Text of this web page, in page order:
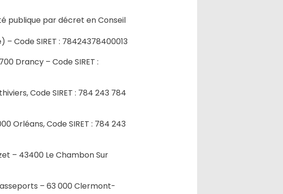
publique par décret en Conseil
Code SIRET : 78424378400013
Drancy – Code SIRET :
Code SIRET : 784 243 784
Orléans, Code SIRET : 784 243
– 43400 Le Chambon Sur
– 63 000 Clermont-